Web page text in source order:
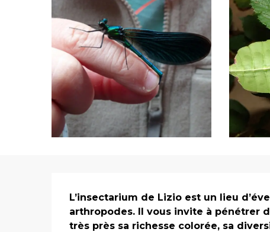
Description
L’insectarium de Lizio est un lieu
arthropodes. Il vous invite à pénétrer
très près sa richesse colorée, sa